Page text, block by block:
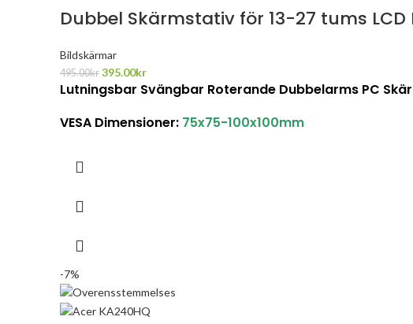
Dubbel Skärmstativ för 13-27 tums LCD
Bildskärmar
495.00kr 395.00kr
Lutningsbar Svängbar Roterande Dubbelarms PC
VESA Dimensioner: 75x75-100x100mm
-7%